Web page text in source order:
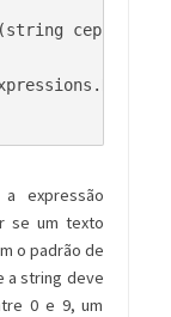
cep)
expressão
se um texto
o padrão de
a string deve
0 e 9, um